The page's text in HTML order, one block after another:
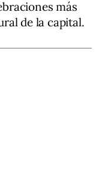
más
de la capital.